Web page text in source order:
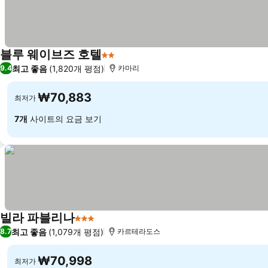
블루 웨이브즈 호텔2 성급
9.4최고 좋음 (1,820개 평점) 카마리
최저가 ₩70,883
7개 사이트의 요금 보기
빌라 파블리나3 성급
8.7최고 좋음 (1,079개 평점) 카르테라도스
최저가 ₩70,998